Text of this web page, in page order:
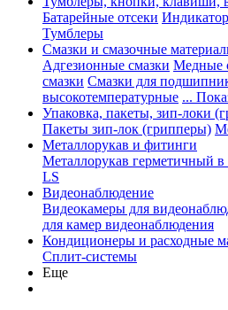
Батарейные отсеки
Тумблеры
Смазки и смазочные
Адгезионные смазки Медные
смазки Смазки для
высокотемпературные ...
Упаковка, пакеты, зип-локи
Пакеты зип-лок (грипперы)
Металлорукав и фитинги
Металлорукав герметичный
LS
Видеонаблюдение
Видеокамеры для
для камер видеонаблюдения
Кондиционеры и расходные
Сплит-системы
Еще